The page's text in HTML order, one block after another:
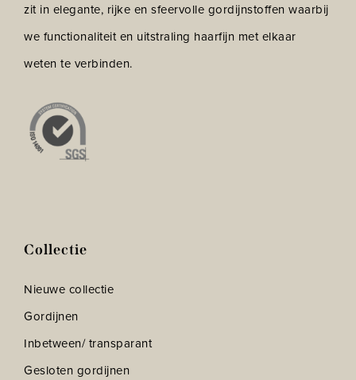
zit in elegante, rijke en sfeervolle gordijnstoffen waarbij
we functionaliteit en uitstraling haarfijn met elkaar
weten te verbinden.
Collectie
Nieuwe collectie
Gordijnen
Inbetween/ transparant
Gesloten gordijnen